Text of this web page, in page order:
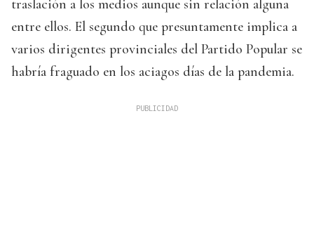
traslación a los medios aunque sin relación alguna
entre ellos. El segundo que presuntamente implica a
varios dirigentes provinciales del Partido Popular se
habría fraguado en los aciagos días de la pandemia.